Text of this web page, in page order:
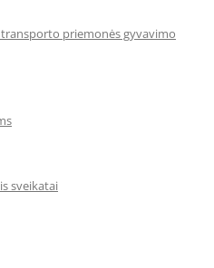
priemonės gyvavimo
sveikatai